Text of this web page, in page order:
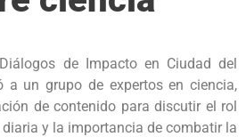
de Impacto en Ciudad del
a un grupo de expertos en ciencia,
de contenido para discutir el rol
y la importancia de combatir la